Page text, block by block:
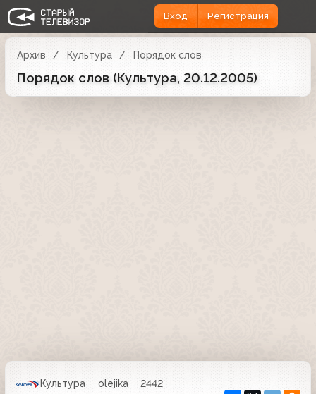
Вход Регистрация
Архив Культура Порядок слов
Порядок слов (Культура, 20.12.2005)
Культура olejika
2442